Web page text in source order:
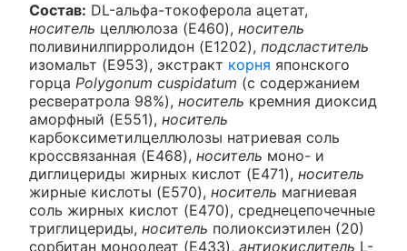
Состав: DL-альфа-токоферола ацетат,
носитель целлюлоза (E460), носитель
поливинилпирролидон (E1202), подсластитель
изомальт (E953), экстракт корня японского
горца Polygonum cuspidatum (с содержанием
ресвератрола 98%), носитель кремния диоксид
аморфный (E551), носитель
карбоксиметилцеллюлозы натриевая соль
кроссвязанная (E468), носитель моно- и
диглицериды жирных кислот (E471), носитель
жирные кислоты (E570), носитель магниевая
соль жирных кислот (E470), среднецепочечные
триглицериды, носитель полиоксиэтилен (20)
сорбитан моноолеат (E433), антиокислитель L-